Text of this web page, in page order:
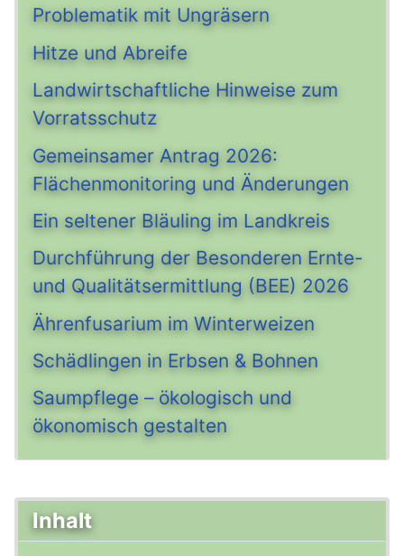
Inhalt
Problematik mit Ungräsern
Hitze und Abreife
Landwirtschaftliche Hinweise zum
Vorratsschutz
Gemeinsamer Antrag 2026:
Flächenmonitoring und Änderungen
Ein seltener Bläuling im Landkreis
Durchführung der Besonderen Ernte-
und Qualitätsermittlung (BEE) 2026
Ährenfusarium im Winterweizen
Schädlingen in Erbsen & Bohnen
Saumpflege – ökologisch und
ökonomisch gestalten